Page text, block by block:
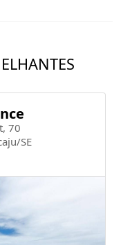
70
SE